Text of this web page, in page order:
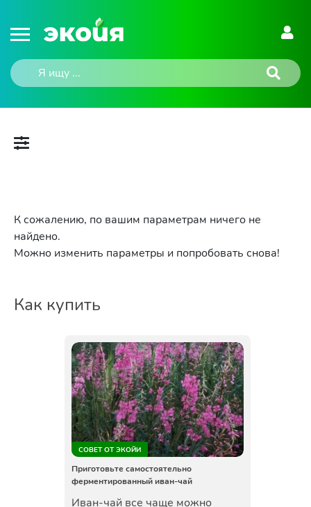
К сожалению, по вашим параметрам ничего не
найдено.
Можно изменить параметры и попробовать снова!
Как купить
СОВЕТ ОТ ЭКОЙИ
Приготовьте самостоятельно
ферментированный иван-чай
Иван-чай все чаще можно